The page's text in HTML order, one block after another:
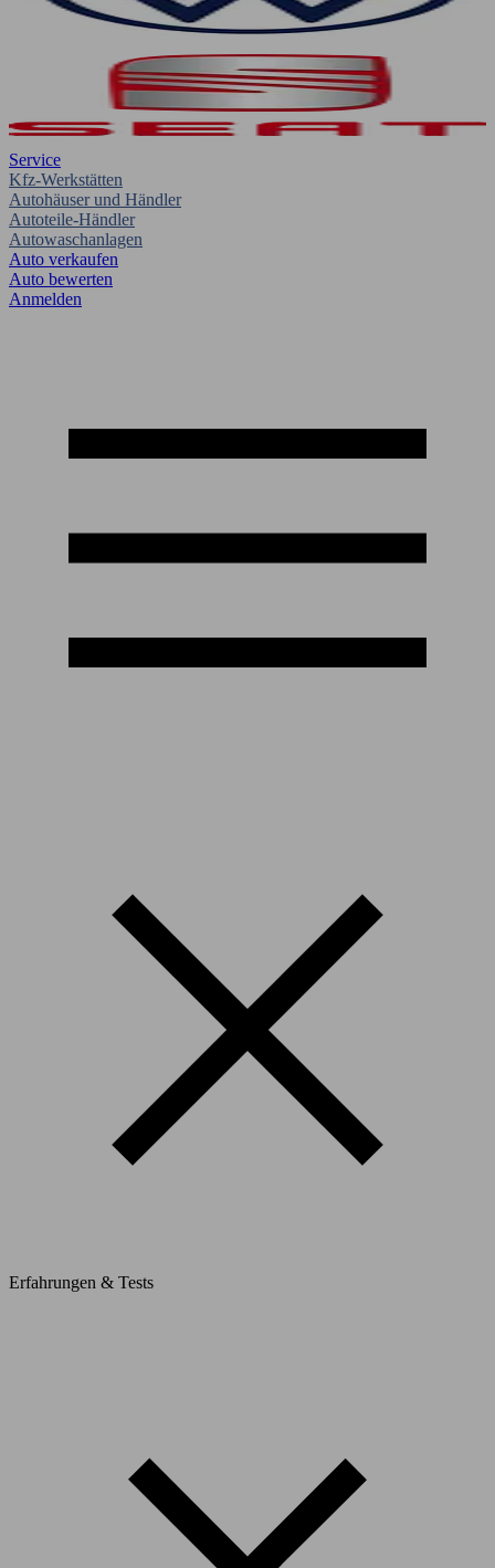
Service
Kfz-Werkstätten
Autohäuser und Händler
Autoteile-Händler
Autowaschanlagen
Auto verkaufen
Auto bewerten
Anmelden
Erfahrungen & Tests